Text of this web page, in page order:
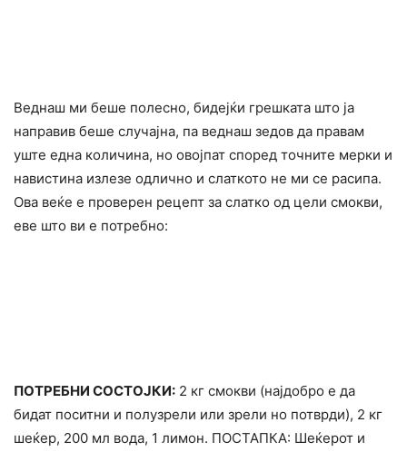
Веднаш ми беше полесно, бидејќи грешката што ја
направив беше случајна, па веднаш зедов да правам
уште една количина, но овојпат според точните мерки и
навистина излезе одлично и слаткото не ми се расипа.
Ова веќе е проверен рецепт за слатко од цели смокви,
еве што ви е потребно:
ПОТРЕБНИ СОСТОЈКИ: 2 кг смокви (најдобро е да
бидат поситни и полузрели или зрели но потврди), 2 кг
шеќер, 200 мл вода, 1 лимон. ПОСТАПКА: Шеќерот и